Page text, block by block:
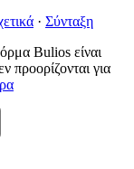
· Σύνταξη
Bulios είναι
προορίζονται για